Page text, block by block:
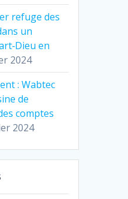
refuge des
un
en
2024
: Wabtec
de
comptes
2024